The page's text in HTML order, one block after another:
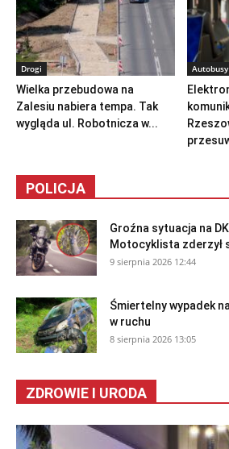
Drogi
Wielka przebudowa na
Zalesiu nabiera tempa. Tak
wygląda ul. Robotnicza w...
Autobusy
POLICJA
Groźna sytuacja na
Motocyklista zderzył
9 sierpnia 2026 12:44
Śmiertelny wypadek
w ruchu
8 sierpnia 2026 13:05
ZDROWIE I URODA